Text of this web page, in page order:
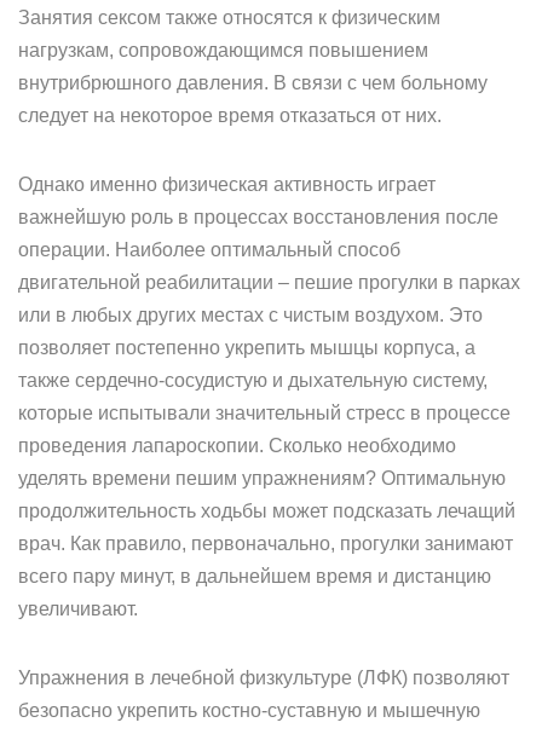
Занятия сексом также относятся к физическим
нагрузкам, сопровождающимся повышением
внутрибрюшного давления. В связи с чем больному
следует на некоторое время отказаться от них.
Однако именно физическая активность играет
важнейшую роль в процессах восстановления после
операции. Наиболее оптимальный способ
двигательной реабилитации – пешие прогулки в парках
или в любых других местах с чистым воздухом. Это
позволяет постепенно укрепить мышцы корпуса, а
также сердечно-сосудистую и дыхательную систему,
которые испытывали значительный стресс в процессе
проведения лапароскопии. Сколько необходимо
уделять времени пешим упражнениям? Оптимальную
продолжительность ходьбы может подсказать лечащий
врач. Как правило, первоначально, прогулки занимают
всего пару минут, в дальнейшем время и дистанцию
увеличивают.
Упражнения в лечебной физкультуре (ЛФК) позволяют
безопасно укрепить костно-суставную и мышечную